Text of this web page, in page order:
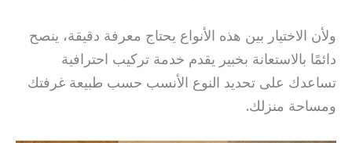
ولأن الاختيار بين هذه الأنواع يحتاج معرفة دقيقة، ينصح
دائمًا بالاستعانة بخبير يقدم خدمة تركيب احترافية
تساعدك على تحديد النوع الأنسب حسب طبيعة غرفتك
ومساحة منزلك.